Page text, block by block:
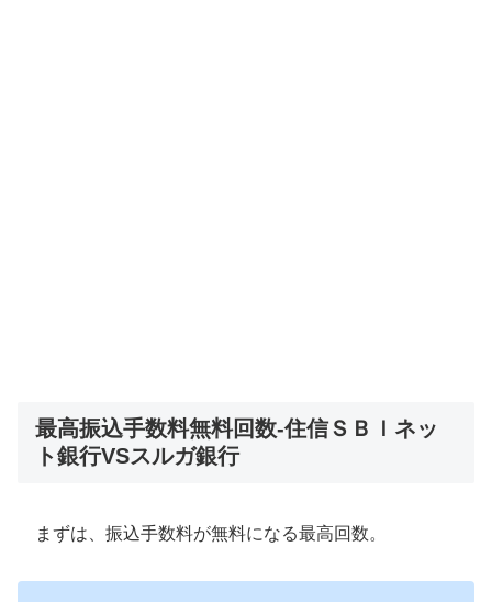
最高振込手数料無料回数-住信ＳＢＩネッ
ト銀行VSスルガ銀行
まずは、振込手数料が無料になる最高回数。